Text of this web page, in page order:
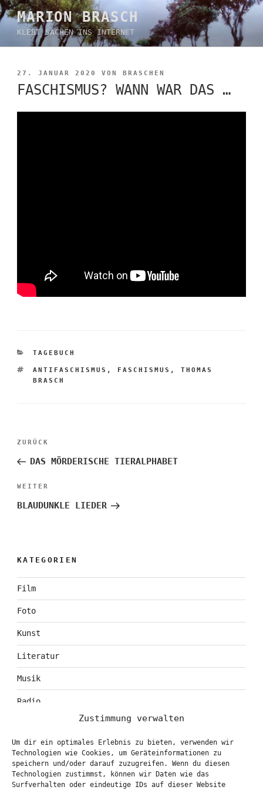
Zustimmung verwalten
Um dir ein optimales Erlebnis zu bieten, verwenden wir
Technologien wie Cookies, um Geräteinformationen zu
speichern und/oder darauf zuzugreifen. Wenn du diesen
Technologien zustimmst, können wir Daten wie das
Surfverhalten oder eindeutige IDs auf dieser Website
Zum
Inhalt
springen
MARION BRASCH
KLEBT SACHEN INS INTERNET
VERÖFFENTLICHT
AM
27. JANUAR 2020 VON BRASCHEN
FASCHISMUS? WANN WAR DAS …
KATEGORIEN
TAGEBUCH
SCHLAGWÖRTER
ANTIFASCHISMUS , FASCHISMUS ,THOMAS
BRASCH
Beitragsnavigation
Vorheriger
Beitrag
ZURÜCK
DAS MÖRDERISCHE TIERALPHABET
Nächster
Beitrag
WEITER
BLAUDUNKLE LIEDER
KATEGORIEN
Film
Foto
Kunst
Literatur
Musik
Radio
Theater